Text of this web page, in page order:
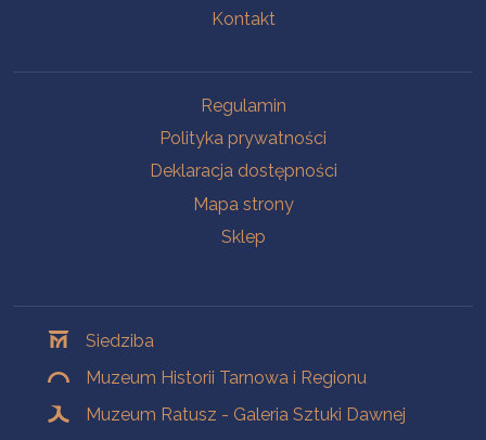
Kontakt
Regulamin
Polityka prywatności
Deklaracja dostępności
Mapa strony
Sklep
Siedziba
Muzeum Historii Tarnowa i Regionu
Muzeum Ratusz - Galeria Sztuki Dawnej